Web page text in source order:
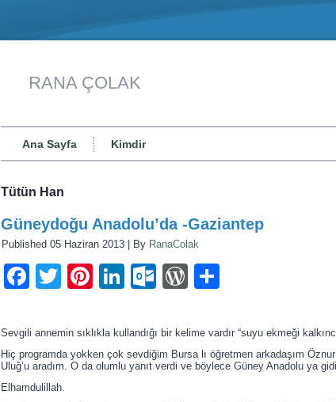
RANA ÇOLAK
Ana Sayfa Kimdir
Tütün Han
Güneydoğu Anadolu’da -Gaziantep
Published 05 Haziran 2013 By RanaColak
Facebook
TwitterPinterest
LinkedIn
Outlook.com
WordPress
Sevgili annemin sıklıkla kullandığı bir kelime vardır “suyu ekmeği
Hiç programda yokken çok sevdiğim Bursa lı öğretmen arkadaşım
Uluğ’u aradım. O da olumlu yanıt verdi ve böylece Güney Anadolu ya
Elhamdulillah.